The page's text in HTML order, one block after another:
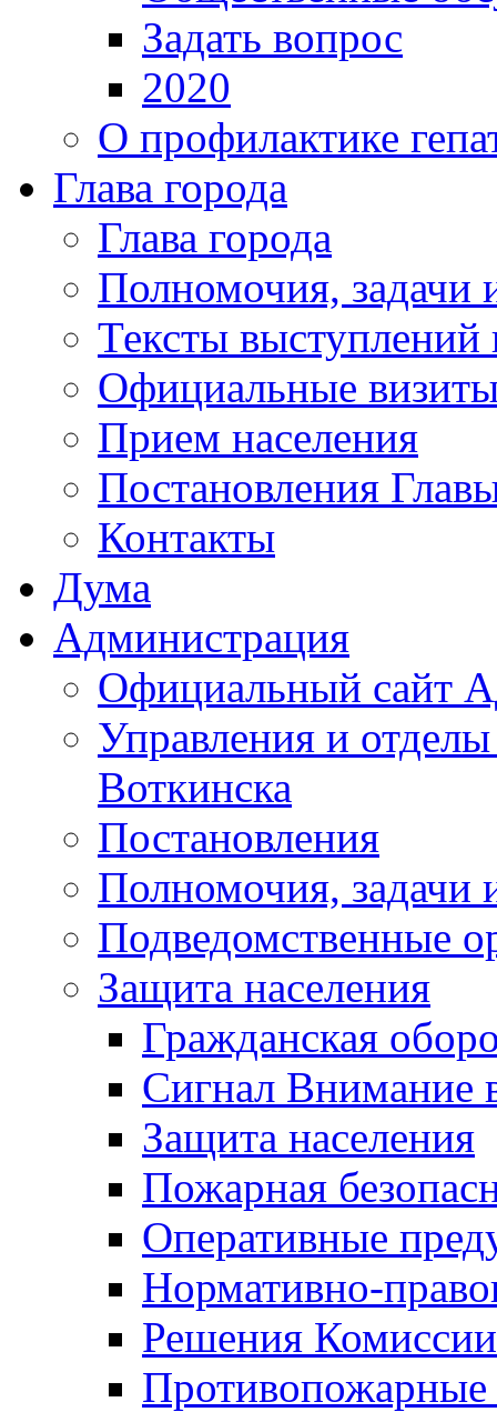
Задать вопрос
2020
О профилактике
Глава города
Глава города
Полномочия, задачи
Тексты выступлений
Официальные
Прием населения
Постановления
Контакты
Дума
Администрация
Официальный сайт
Управления и
Воткинска
Постановления
Полномочия, задачи
Подведомственные
Защита населения
Гражданская
Сигнал Внимание
Защита населения
Пожарная
Оперативные
Нормативно-
Решения
Противопожарные